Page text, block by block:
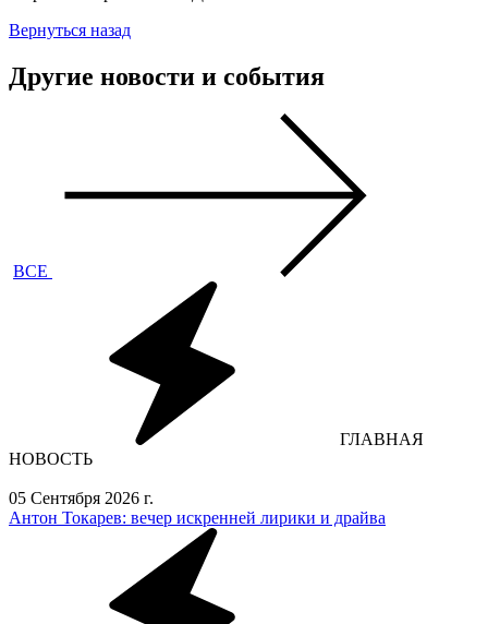
Вернуться назад
Другие новости и события
ВСЕ
ГЛАВНАЯ
НОВОСТЬ
05 Сентября 2026 г.
Антон Токарев: вечер искренней лирики и драйва